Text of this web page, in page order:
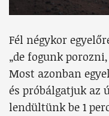
Fél négykor
„de fogunk
Most azonban
és próbálgatjuk az
lendültünk be 1